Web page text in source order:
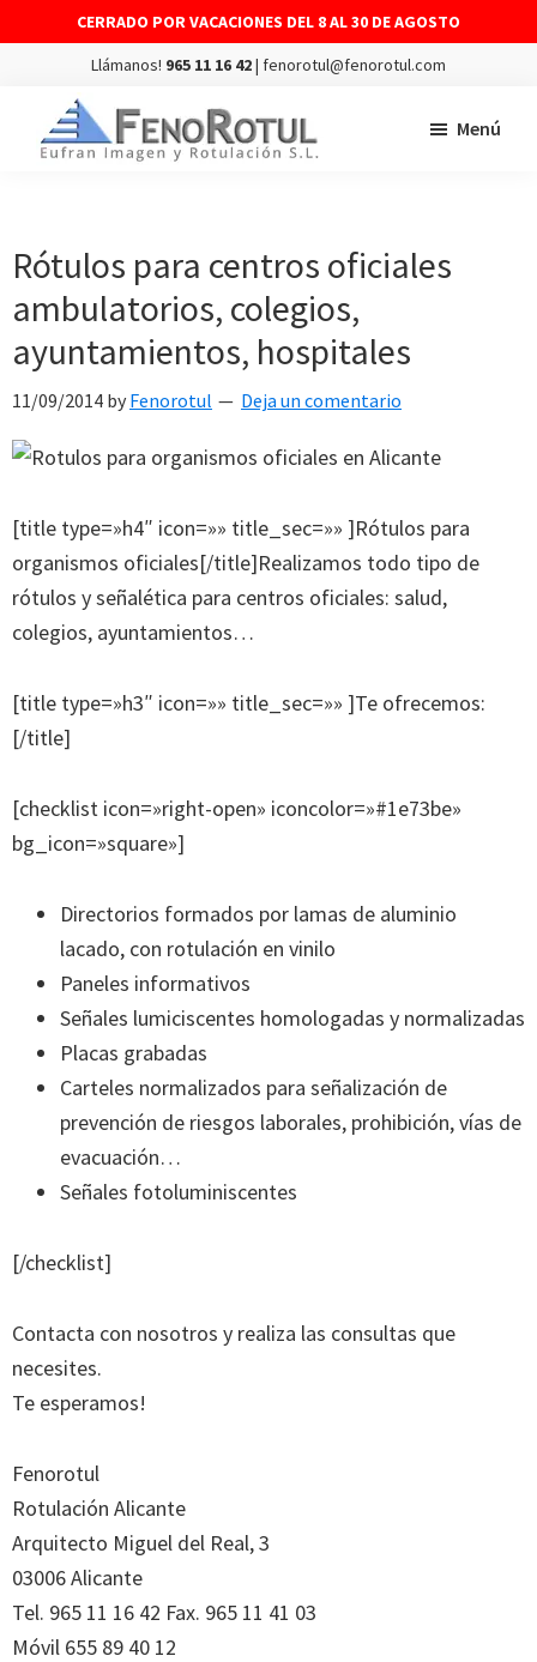
CERRADO POR VACACIONES DEL 8 AL 30 DE AGOSTO
Llámanos! 965 11 16 42| fenorotul@fenorotul.com
páginamontaje
de
rótulos
y
vinilos
Menú
Rótulos para centros oficiales
ambulatorios, colegios,
ayuntamientos, hospitales
11/09/2014 by Fenorotul Deja un comentario
[title type=»h4″ icon=»» title_sec=»» ]Rótulos para
organismos oficiales[/title]Realizamos todo tipo de
rótulos y señalética para centros oficiales: salud,
colegios, ayuntamientos…
[title type=»h3″ icon=»» title_sec=»» ]Te ofrecemos:
[/title]
[checklist icon=»right-open» iconcolor=»#1e73be»
bg_icon=»square»]
Directorios formados por lamas de aluminio
lacado, con rotulación en vinilo
Paneles informativos
Señales lumiciscentes homologadas y normalizadas
Placas grabadas
Carteles normalizados para señalización de
prevención de riesgos laborales, prohibición, vías de
evacuación…
Señales fotoluminiscentes
[/checklist]
Contacta con nosotros y realiza las consultas que
necesites.
Te esperamos!
Fenorotul
Rotulación Alicante
Arquitecto Miguel del Real, 3
03006 Alicante
Tel. 965 11 16 42 Fax. 965 11 41 03
Móvil 655 89 40 12